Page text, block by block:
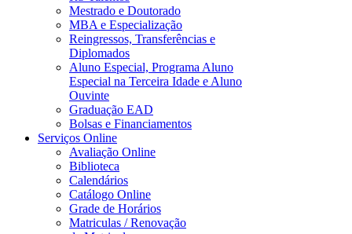
Mestrado e Doutorado
MBA e Especialização
Reingressos, Transferências e
Diplomados
Aluno Especial, Programa Aluno
Especial na Terceira Idade e Aluno
Ouvinte
Graduação EAD
Bolsas e Financiamentos
Serviços Online
Avaliação Online
Biblioteca
Calendários
Catálogo Online
Grade de Horários
Matriculas / Renovação